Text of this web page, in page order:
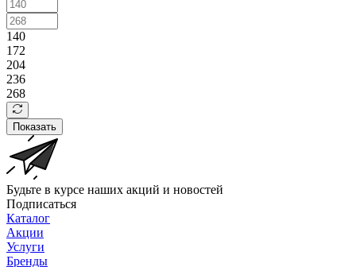
140
172
204
236
268
Показать
Будьте в курсе наших акций и новостей
Подписаться
Каталог
Акции
Услуги
Бренды